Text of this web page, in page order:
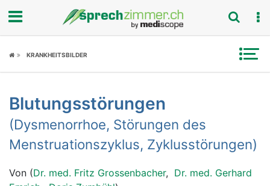
Fokus
Symptome
Untersuchungen
News
KRANKHEITSBILDER
Blutungsstörungen
(Dysmenorrhoe, Störungen des
Menstruationszyklus, Zyklusstörungen)
Von (Dr. med. Fritz Grossenbacher, Dr. med. Gerhard